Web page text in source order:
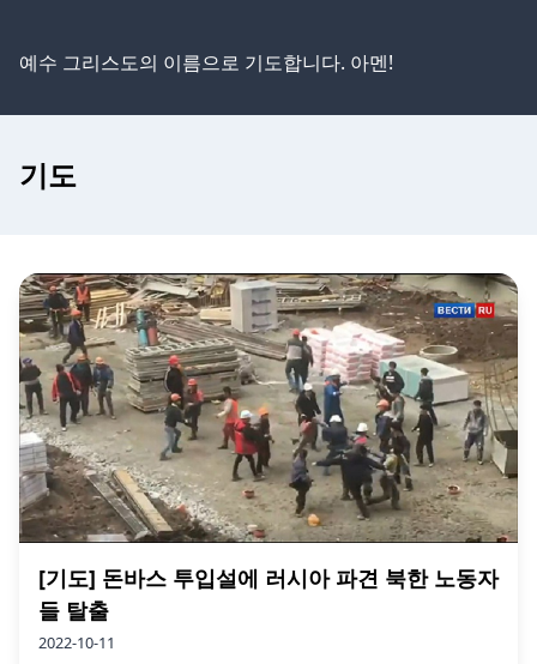
예수 그리스도의 이름으로 기도합니다. 아멘!
기도
[기도] 돈바스 투입설에 러시아 파견 북한 노동자
들 탈출
2022-10-11